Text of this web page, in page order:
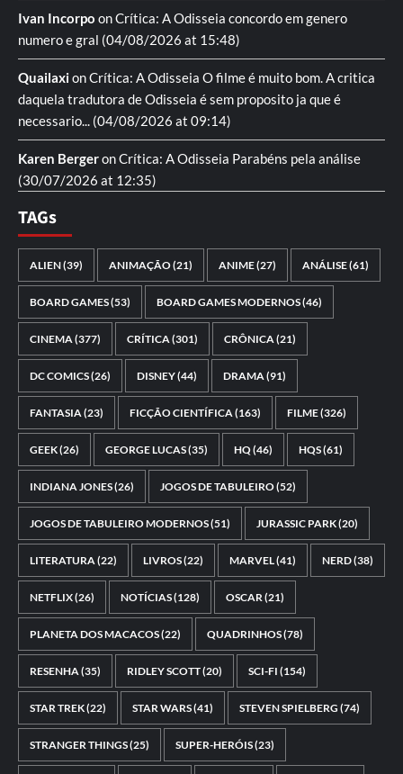
Ivan Incorpo onCrítica: A Odisseia concordo em genero
numero e gral (04/08/2026 at 15:48)
QuailaxionCrítica: A Odisseia O filme é muito bom. A critica
daquela tradutora de Odisseia é sem proposito ja que é
necessario... (04/08/2026 at 09:14)
Karen BergeronCrítica: A Odisseia Parabéns pela análise
(30/07/2026 at 12:35)
TAGs
ALIEN(39) ANIMAÇÃO(21) ANIME(27) ANÁLISE(61)
BOARD GAMES(53) BOARD GAMES MODERNOS(46)
CINEMA(377) CRÍTICA(301) CRÔNICA(21)
DC COMICS(26) DISNEY(44) DRAMA(91)
FANTASIA(23) FICÇÃO CIENTÍFICA(163) FILME(326)
GEEK(26) GEORGE LUCAS(35) HQ(46) HQS(61)
INDIANA JONES(26) JOGOS DE TABULEIRO(52)
JOGOS DE TABULEIRO MODERNOS(51) JURASSIC PARK(20)
LITERATURA(22) LIVROS(22) MARVEL(41) NERD(38)
NETFLIX(26) NOTÍCIAS(128) OSCAR(21)
PLANETA DOS MACACOS(22) QUADRINHOS(78)
RESENHA(35) RIDLEY SCOTT(20) SCI-FI (154)
STAR TREK(22) STAR WARS(41) STEVEN SPIELBERG (74)
STRANGER THINGS(25) SUPER-HERÓIS(23)